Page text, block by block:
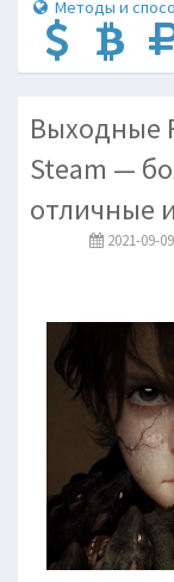
Методы и
Выходные
Steam —
отличные
2021-09-